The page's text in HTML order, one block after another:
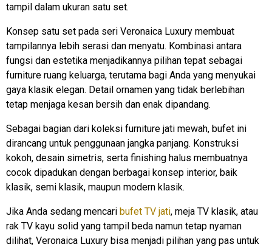
tampil dalam ukuran satu set.
Konsep satu set pada seri Veronaica Luxury membuat
tampilannya lebih serasi dan menyatu. Kombinasi antara
fungsi dan estetika menjadikannya pilihan tepat sebagai
furniture ruang keluarga, terutama bagi Anda yang menyukai
gaya klasik elegan. Detail ornamen yang tidak berlebihan
tetap menjaga kesan bersih dan enak dipandang.
Sebagai bagian dari koleksi furniture jati mewah, bufet ini
dirancang untuk penggunaan jangka panjang. Konstruksi
kokoh, desain simetris, serta finishing halus membuatnya
cocok dipadukan dengan berbagai konsep interior, baik
klasik, semi klasik, maupun modern klasik.
Jika Anda sedang mencari bufet TV jati, meja TV klasik, atau
rak TV kayu solid yang tampil beda namun tetap nyaman
dilihat, Veronaica Luxury bisa menjadi pilihan yang pas untuk